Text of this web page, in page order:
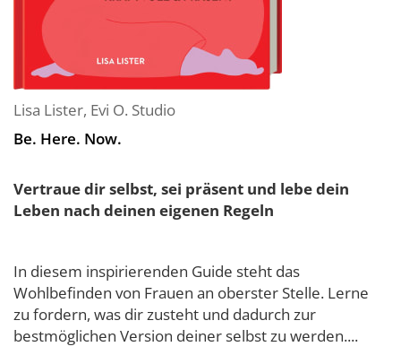
Lisa Lister, Evi O. Studio
Be. Here. Now.
Vertraue dir selbst, sei präsent und lebe dein
Leben nach deinen eigenen Regeln
In diesem inspirierenden Guide steht das
Wohlbefinden von Frauen an oberster Stelle. Lerne
zu fordern, was dir zusteht und dadurch zur
bestmöglichen Version deiner selbst zu werden....